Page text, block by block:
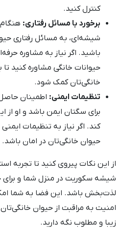
کنترل کنید.
برخورد با مسائل رفتاری:
شیشه‌ای، به مسائل رفتاری
باشید. اگر نیاز به مشاوره
حیوانات خانگی مشاوره کنید تا
خانگی‌تان کمک شود.
تنظیمات ایمنی: اطمینان
برای سگتان ایمن باشد و او
کند. اگر نیاز به تنظیمات ایمنی
حیوان خانگی‌تان در امان باشد.
از این نکات پیروی کنید تا تجربه
شیشه سکوریت در منزل شما و برای
لذت‌بخش باشد. این فضا به شما
امنیت به مراقبت از حیوان خانگی‌تان
زیبا و مطلوب نگه دارید.